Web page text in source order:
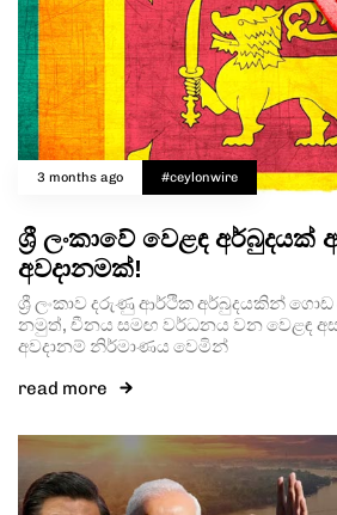
3 months ago #ceylonwire
ශ්‍රී ලංකාවේ වෙළඳ අර්බුදයක්
අවදානමක්!
ශ්‍රී ලංකාව දරුණු ආර්ථික අර්බුදයකින්
නමුත්, චීනය සමඟ වර්ධනය වන වෙළඳ
අවදානම් නිර්මාණය වෙමින්
read more